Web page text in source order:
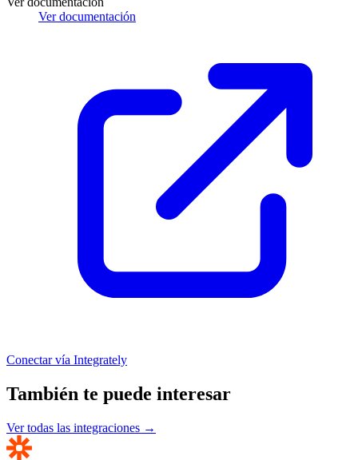
Ver documentación
Conectar vía Integrately
También te puede interesar
Ver todas las integraciones →